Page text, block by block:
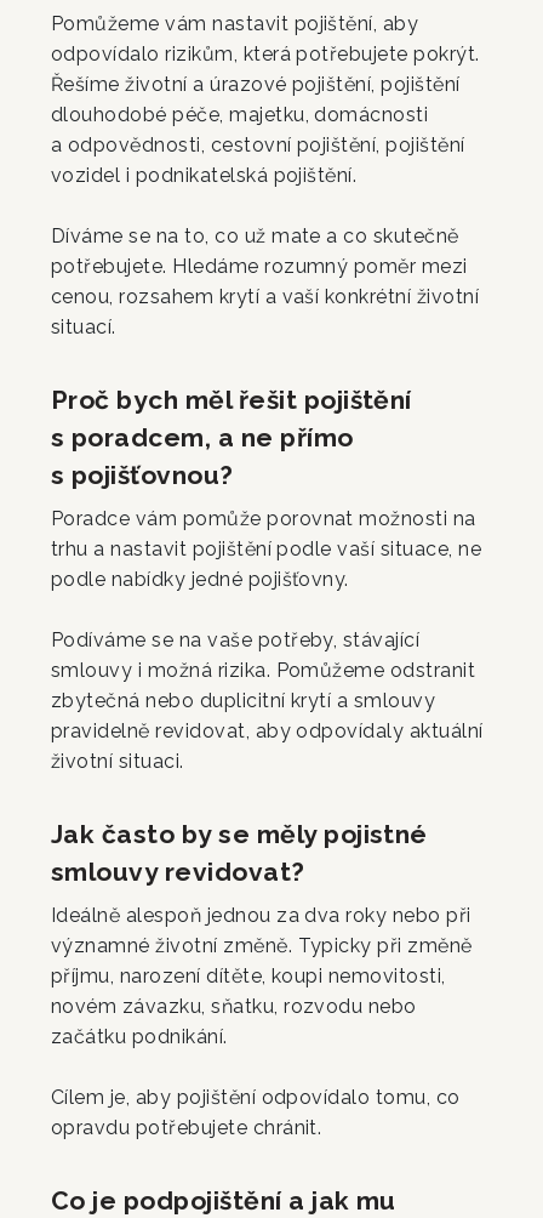
Pomůžeme vám nastavit pojištění, aby
odpovídalo rizikům, která potřebujete pokrýt.
Řešíme životní a úrazové pojištění, pojištění
dlouhodobé péče, majetku, domácnosti
a odpovědnosti, cestovní pojištění, pojištění
vozidel i podnikatelská pojištění.
Díváme se na to, co už mate a co skutečně
potřebujete. Hledáme rozumný poměr mezi
cenou, rozsahem krytí a vaší konkrétní životní
situací.
Proč bych měl řešit pojištění
s poradcem, a ne přímo
s pojišťovnou?
Poradce vám pomůže porovnat možnosti na
trhu a nastavit pojištění podle vaší situace, ne
podle nabídky jedné pojišťovny.
Podíváme se na vaše potřeby, stávající
smlouvy i možná rizika. Pomůžeme odstranit
zbytečná nebo duplicitní krytí a smlouvy
pravidelně revidovat, aby odpovídaly aktuální
životní situaci.
Jak často by se měly pojistné
smlouvy revidovat?
Ideálně alespoň jednou za dva roky nebo při
významné životní změně. Typicky při změně
příjmu, narození dítěte, koupi nemovitosti,
novém závazku, sňatku, rozvodu nebo
začátku podnikání.
Cílem je, aby pojištění odpovídalo tomu, co
opravdu potřebujete chránit.
Co je podpojištění a jak mu